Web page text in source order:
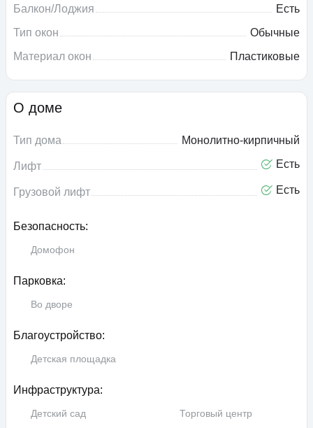
Балкон/Лоджия
Есть
Тип окон
Обычные
Материал окон
Пластиковые
О доме
Тип дома Монолитно-кирпичный
Лифт Есть
Грузовой лифт Есть
Безопасность:
Домофон
Парковка:
Во дворе
Благоустройство:
Детская площадка
Инфраструктура:
Детский сад
Торговый центр